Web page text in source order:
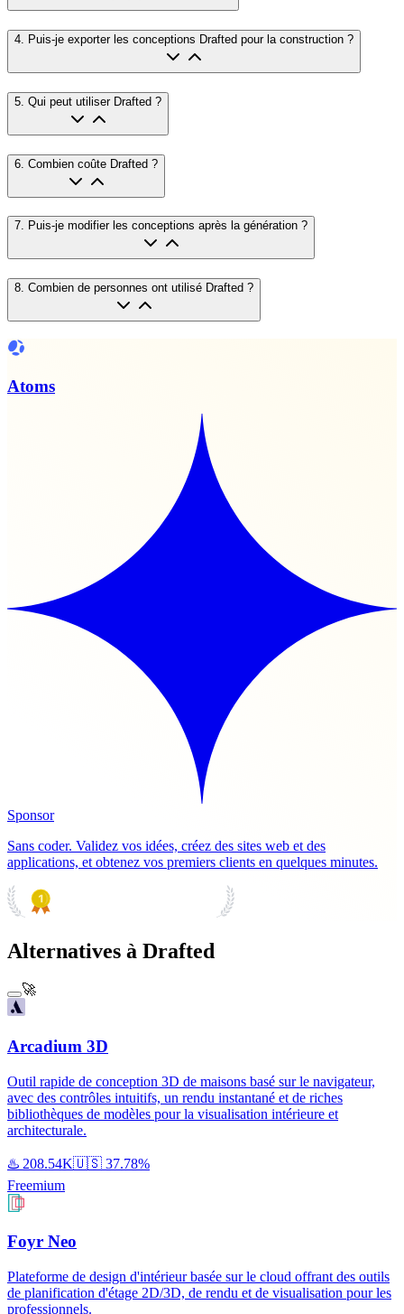
4. Puis-je exporter les conceptions Drafted pour la construction ?
5 Qui peut utiliser Drafted ?
6 Combien coûte Drafted ?
7. Puis-je modifier les conceptions après la génération ?
8 Combien de personnes ont utilisé Drafted ?
Atoms
Sponsor
Sans coder. Validez vos idées, créez des sites web et des
applications, et obtenez vos premiers clients en quelques minutes.
Alternatives à Drafted
🚀
Arcadium 3D
Outil rapide de conception 3D de maisons basé sur le navigateur,
avec des contrôles intuitifs, un rendu instantané et de riches
bibliothèques de modèles pour la visualisation intérieure et
architecturale.
♨️ 208.54K🇺🇸 37.78%
Freemium
Foyr Neo
Plateforme de design d'intérieur basée sur le cloud offrant des outils
de planification d'étage 2D/3D, de rendu et de visualisation pour les
professionnels.